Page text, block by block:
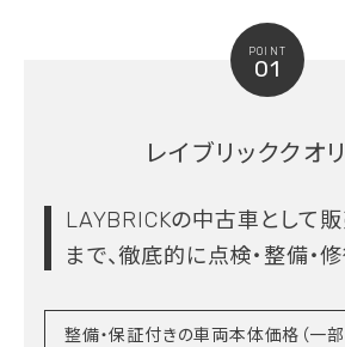
POINT
01
レイブリッククオ
LAYBRICKの中古車として
まで、徹底的に点検・整備・修
整備・保証付きの車両本体価格（一部